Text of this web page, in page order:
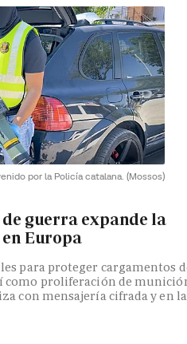
por la Policía catalana. (Mossos)
guerra expande la
Europa
para proteger cargamentos
como proliferación de
con mensajería cifrada y en la